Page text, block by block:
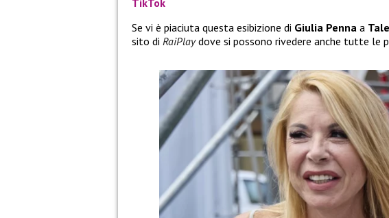
Se vi è piaciuta questa esibizione di Giulia Penna a
sito di RaiPlaydove si possono rivedere anche tutte le